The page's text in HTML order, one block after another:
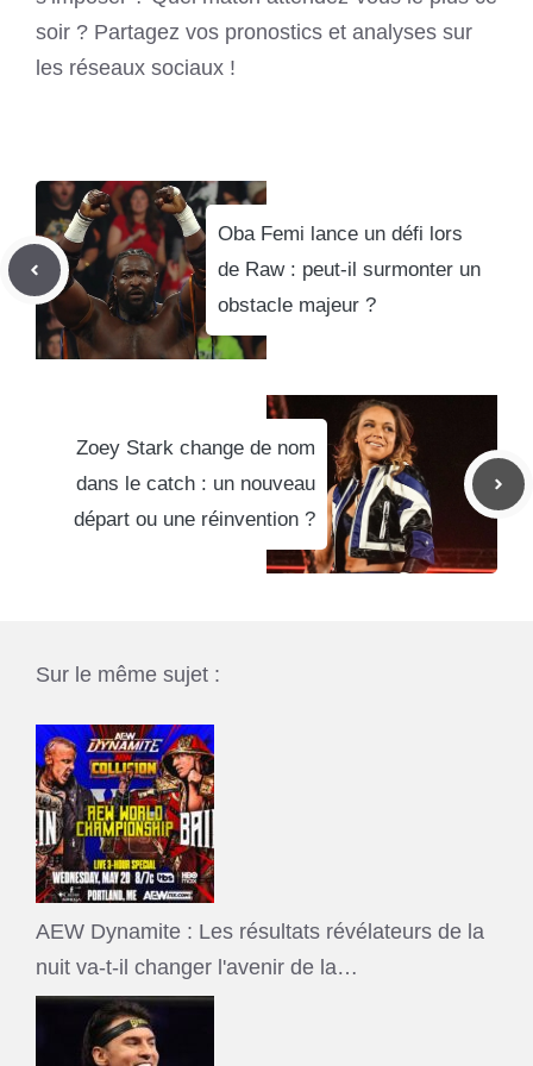
soir ? Partagez vos pronostics et analyses sur
les réseaux sociaux !
Oba Femi lance un défi lors
de Raw : peut-il surmonter un
obstacle majeur ?
Zoey Stark change de nom
dans le catch : un nouveau
départ ou une réinvention ?
Sur le même sujet :
AEW Dynamite : Les résultats révélateurs de la
nuit va-t-il changer l'avenir de la…